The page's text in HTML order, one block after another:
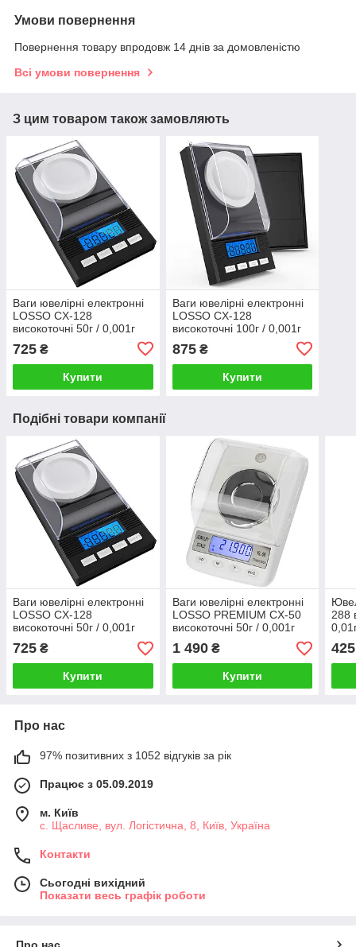
Умови повернення
Повернення товару впродовж 14 днів за домовленістю
Всі умови повернення
З цим товаром також замовляють
Ваги ювелірні електронні
LOSSO CX-128
високоточні 50г / 0,001г
725 ₴
Купити
Ваги ювелірні електронні
LOSSO CX-128
високоточні 100г / 0,001г
875₴
Купити
Подібні товари компанії
Ваги ювелірні електронні
LOSSO CX-128
високоточні 50г / 0,001г
725 ₴
Купити
Ваги ювелірні електронні
LOSSO PREMIUM CX-50
високоточні 50г / 0,001г
1 490₴
Купити
288
425
Про нас
97% позитивних з 1052 відгуків за рік
Працює з 05.09.2019
м. Київ
с. Щасливе, вул. Логістична, 8, Київ, Україна
Контакти
Сьогодні вихідний
Показати весь графік роботи